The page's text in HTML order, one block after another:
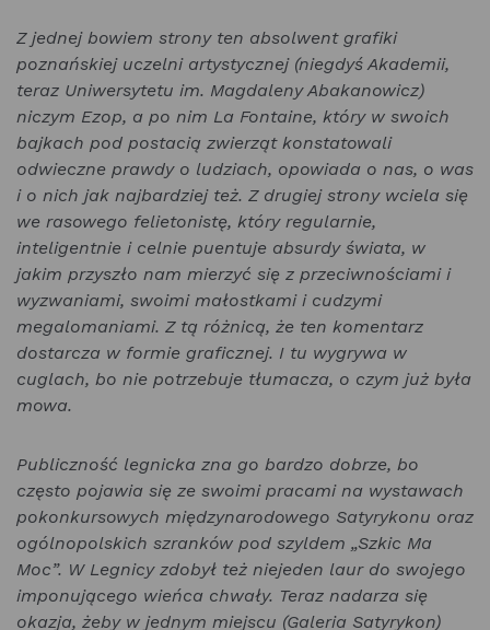
Z jednej bowiem strony ten absolwent grafiki
poznańskiej uczelni artystycznej (niegdyś Akademii,
teraz Uniwersytetu im. Magdaleny Abakanowicz)
niczym Ezop, a po nim La Fontaine, który w swoich
bajkach pod postacią zwierząt konstatowali
odwieczne prawdy o ludziach, opowiada o nas, o was
i o nich jak najbardziej też. Z drugiej strony wciela się
we rasowego felietonistę, który regularnie,
inteligentnie i celnie puentuje absurdy świata, w
jakim przyszło nam mierzyć się z przeciwnościami i
wyzwaniami, swoimi małostkami i cudzymi
megalomaniami. Z tą różnicą, że ten komentarz
dostarcza w formie graficznej. I tu wygrywa w
cuglach, bo nie potrzebuje tłumacza, o czym już była
mowa.
Publiczność legnicka zna go bardzo dobrze, bo
często pojawia się ze swoimi pracami na wystawach
pokonkursowych międzynarodowego Satyrykonu oraz
ogólnopolskich szranków pod szyldem „Szkic Ma
Moc”. W Legnicy zdobył też niejeden laur do swojego
imponującego wieńca chwały. Teraz nadarza się
okazja, żeby w jednym miejscu (Galeria Satyrykon)